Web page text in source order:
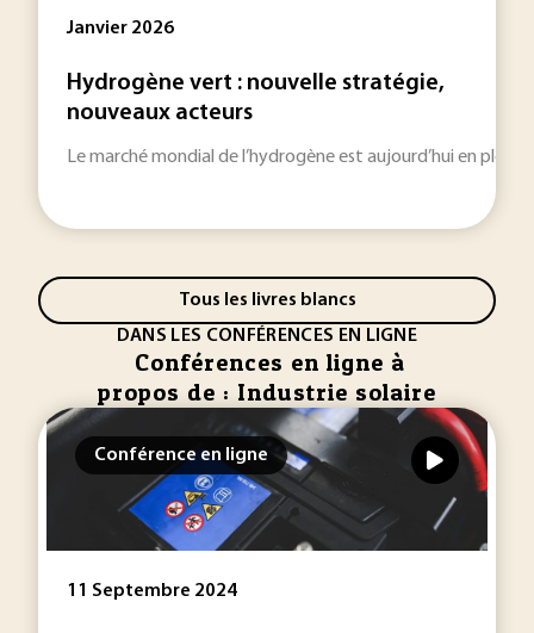
Janvier 2026
Hydrogène vert : nouvelle stratégie,
nouveaux acteurs
Le marché mondial de l’hydrogène est aujourd’hui en
Tous les livres blancs
DANS LES CONFÉRENCES EN LIGNE
Conférences en ligne à
propos de : Industrie solaire
Conférence en ligne
11 Septembre 2024